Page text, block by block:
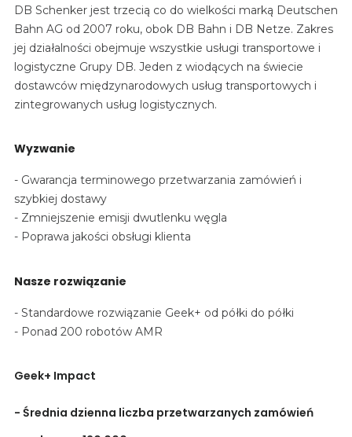
DB Schenker jest trzecią co do wielkości marką Deutschen
Bahn AG od 2007 roku, obok DB Bahn i DB Netze. Zakres
jej działalności obejmuje wszystkie usługi transportowe i
logistyczne Grupy DB. Jeden z wiodących na świecie
dostawców międzynarodowych usług transportowych i
zintegrowanych usług logistycznych.
Wyzwanie
- Gwarancja terminowego przetwarzania zamówień i
szybkiej dostawy
- Zmniejszenie emisji dwutlenku węgla
- Poprawa jakości obsługi klienta
Nasze rozwiązanie
- Standardowe rozwiązanie Geek+ od półki do półki
- Ponad 200 robotów AMR
Geek+ Impact
- Średnia dzienna liczba przetwarzanych zamówień